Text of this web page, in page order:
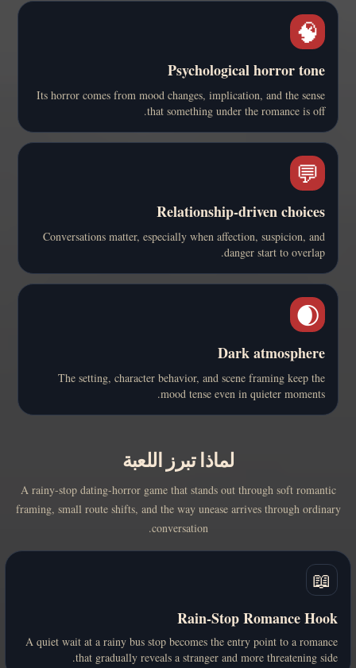
🧠
Psychological horror tone
Its horror comes from mood changes, implication, and the sense
that something under the romance is off.
💬
Relationship-driven choices
Conversations matter, especially when affection, suspicion, and
danger start to overlap.
🌒
Dark atmosphere
The setting, character behavior, and scene framing keep the
mood tense even in quieter moments.
لماذا تبرز اللعبة
A rainy-stop dating-horror game that stands out through soft romantic
framing, small route shifts, and the way unease arrives through ordinary
conversation.
📖
Rain-Stop Romance Hook
A quiet wait at a rainy bus stop becomes the entry point to a romance
that gradually reveals a stranger and more threatening side.